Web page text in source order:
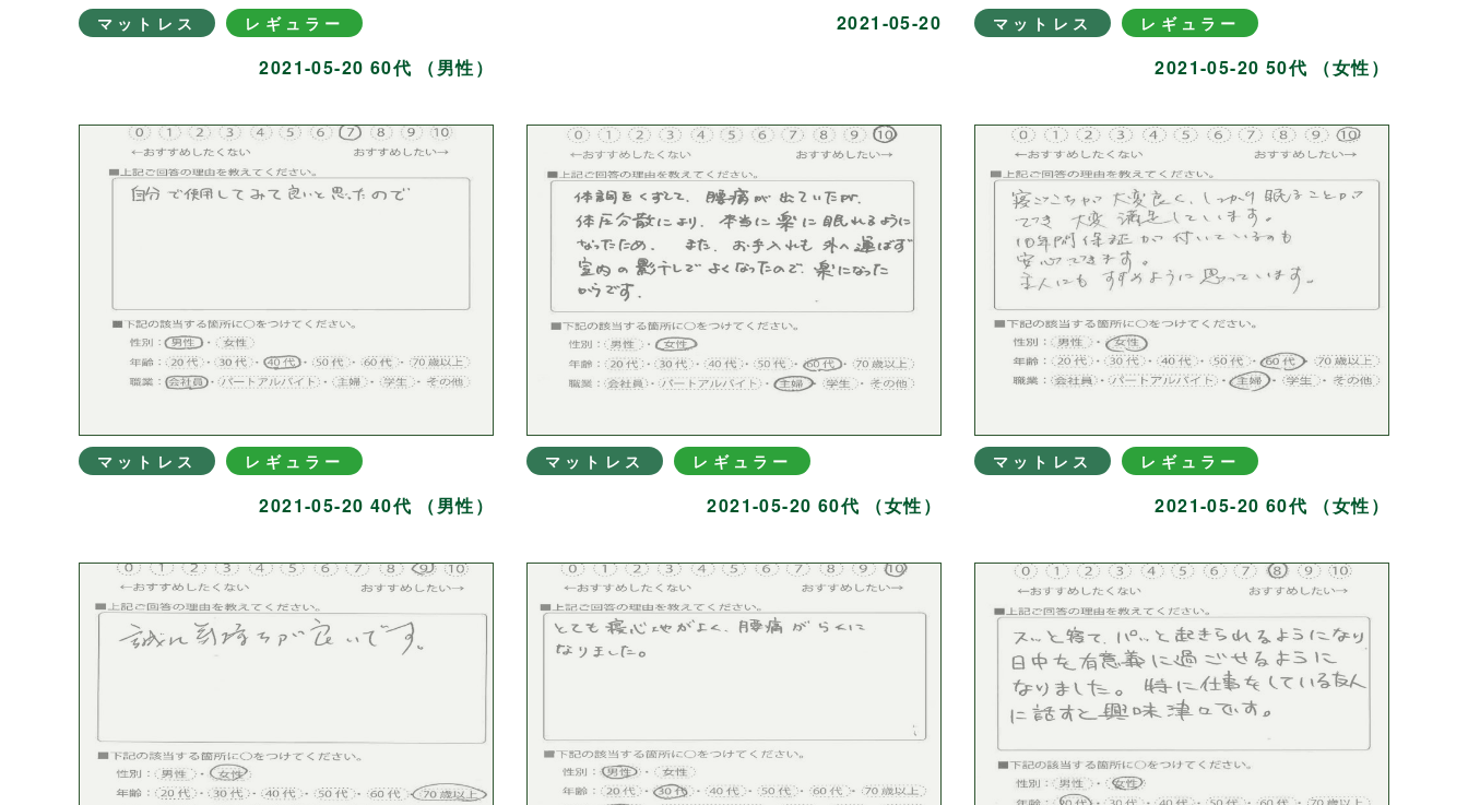
マットレス レギュラー
2021-05-20 60代 （男性）
2021-05-20 マットレス レギュラー
2021-05-20 50代 （女性）
マットレス レギュラー
2021-05-20 40代 （男性）
マットレス レギュラー
2021-05-20 60代 （女性）
マットレス レギュラー
2021-05-20 60代 （女性）